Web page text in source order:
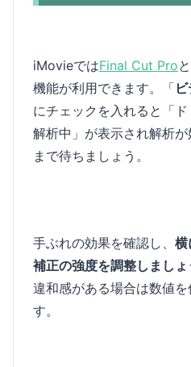
iMovieではFinal Cut Pro
機能が利用できます。「
にチェックを入れると「
解析中」が表示され解析
まで待ちましょう。
手ぶれの効果を確認し、 横
補正の強度を調整しましょ
違和感がある場合は数値
す。